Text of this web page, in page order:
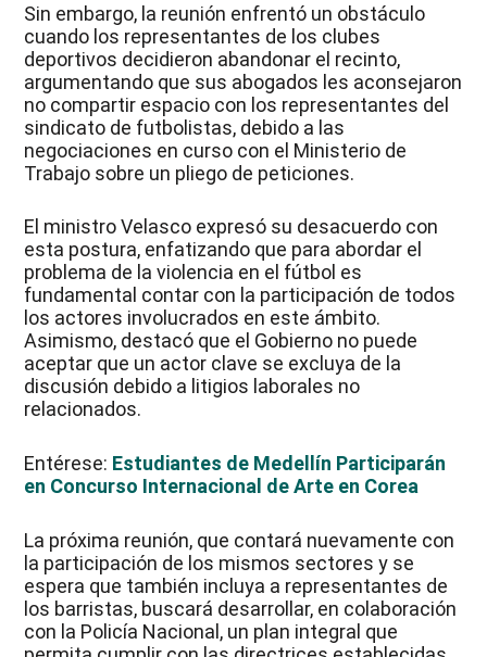
Sin embargo, la reunión enfrentó un obstáculo
cuando los representantes de los clubes
deportivos decidieron abandonar el recinto,
argumentando que sus abogados les aconsejaron
no compartir espacio con los representantes del
sindicato de futbolistas, debido a las
negociaciones en curso con el Ministerio de
Trabajo sobre un pliego de peticiones.
El ministro Velasco expresó su desacuerdo con
esta postura, enfatizando que para abordar el
problema de la violencia en el fútbol es
fundamental contar con la participación de todos
los actores involucrados en este ámbito.
Asimismo, destacó que el Gobierno no puede
aceptar que un actor clave se excluya de la
discusión debido a litigios laborales no
relacionados.
Entérese: Estudiantes de Medellín Participarán
en Concurso Internacional de Arte en Corea
La próxima reunión, que contará nuevamente con
la participación de los mismos sectores y se
espera que también incluya a representantes de
los barristas, buscará desarrollar, en colaboración
con la Policía Nacional, un plan integral que